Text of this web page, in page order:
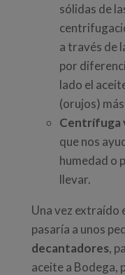
sólidas de
a través de
por
lado el
(orujos)
Centrífuga
que nos
humedad o
llevar.
Una vez extraído
pasaría a unos
decantadores,
aceite a Bodega,